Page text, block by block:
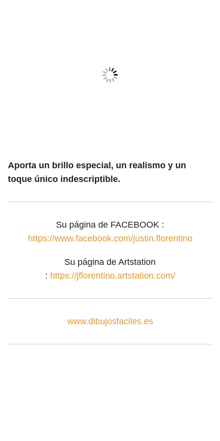
Aporta un brillo especial, un realismo y un
toque único indescriptible.
Su página de FACEBOOK :
https://www.facebook.com/justin.florentino
Su página de Artstation
: https://jflorentino.artstation.com/
www.dibujosfaciles.es